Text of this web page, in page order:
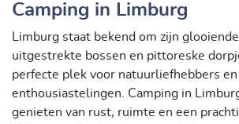
Camping in Limburg
Limburg staat bekend om zijn
uitgestrekte bossen en pittoreske
perfecte plek voor natuurliefhebbers
enthousiastelingen. Camping in
genieten van rust, ruimte en een